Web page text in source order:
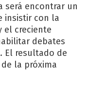
será encontrar un
insistir con la
el creciente
debates
El resultado de
la próxima